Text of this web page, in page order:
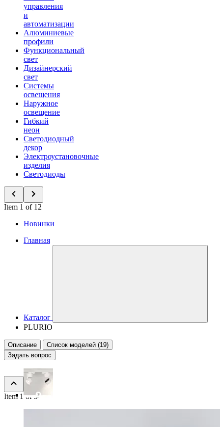
управления
и
автоматизации
Алюминиевые
профили
Функциональный
свет
Дизайнерский
свет
Системы
освещения
Наружное
освещение
Гибкий
неон
Светодиодный
декор
Электроустановочные
изделия
Светодиоды
Item 1 of 12
Новинки
Главная
Каталог
PLURIO
Описание
Список моделей (19)
Задать вопрос
Item 1 of 9